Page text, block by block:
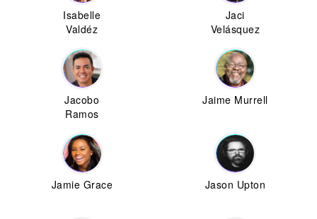
Isabelle
Valdéz
Jaci
Velásquez
Jacobo
Ramos
Jaime Murrell
Jamie Grace Jason Upton